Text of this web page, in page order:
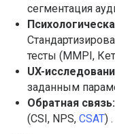
сегментация
тесты (MMPI,
UX-
заданным
Обратная связь:
(CSI, NPS, CSAT) .